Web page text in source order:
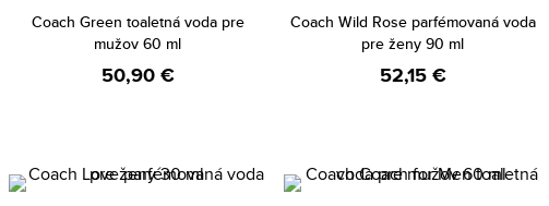
Coach Green toaletná voda pre
mužov 60 ml
50,90 €
Coach Wild Rose parfémovaná voda
pre ženy 90 ml
52,15 €